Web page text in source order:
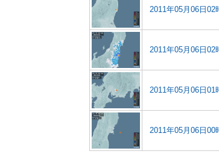
2011年05月06日02
2011年05月06日02
2011年05月06日01
2011年05月06日00